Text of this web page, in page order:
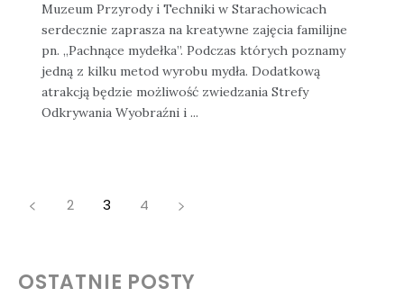
Muzeum Przyrody i Techniki w Starachowicach
serdecznie zaprasza na kreatywne zajęcia familijne
pn. „Pachnące mydełka”. Podczas których poznamy
jedną z kilku metod wyrobu mydła. Dodatkową
atrakcją będzie możliwość zwiedzania Strefy
Odkrywania Wyobraźni i ...
2 3 4
OSTATNIE POSTY